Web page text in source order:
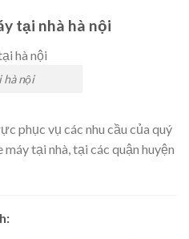
tại nhà hà nội
hà nội
phục vụ các nhu cầu của quý
máy tại nhà, tại các quận huyện